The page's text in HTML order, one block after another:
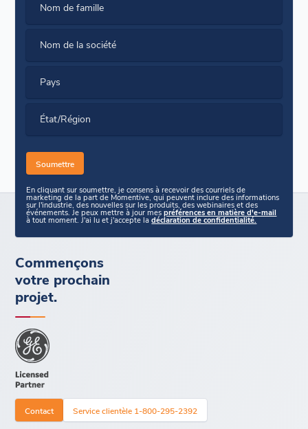
Nom de famille
Nom de la société
Pays
État/Région
En cliquant sur soumettre, je consens à recevoir des courriels de
marketing de la part de Momentive, qui peuvent inclure des informations
sur l'industrie, des nouvelles sur les produits, des webinaires et des
événements. Je peux mettre à jour mespréférences en matière d'e-mail
à tout moment. J'ai lu et j'accepte ladéclaration de confidentialité.
Commençons
votre prochain
projet.
Contact Service clientèle 1-800-295-2392